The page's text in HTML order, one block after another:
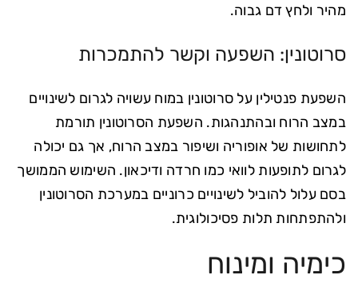
מהיר ולחץ דם גבוה.
סרוטונין: השפעה וקשר להתמכרות
השפעת פנטילין על סרוטונין במוח עשויה לגרום לשינויים
במצב הרוח ובהתנהגות. השפעת הסרוטונין תורמת
לתחושות של אופוריה ושיפור במצב הרוח, אך גם יכולה
לגרום לתופעות לוואי כמו חרדה ודיכאון. השימוש הממושך
בסם עלול להוביל לשינויים כרוניים במערכת הסרוטונין
ולהתפתחות תלות פסיכולוגית.
כימיה ומינוח